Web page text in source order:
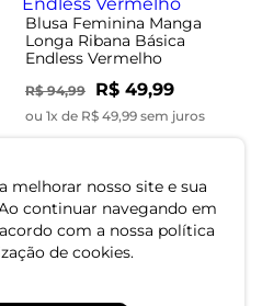
melhorar nosso site e sua
continuar navegando em
com a nossa política
de cookies.
Blusa Feminina Manga
Longa Ribana Básica
Endless Vermelho
R$ 94,99 R$ 49,99
ou 1x de R$ 49,99 sem juros
Blusa Feminina Manga
Longa Rovitex Azul
R$ 74,99 R$ 44,99